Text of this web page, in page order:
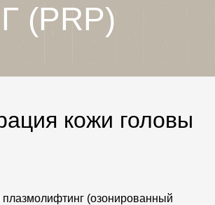
Г (PRP)
кожи головы
(озонированный